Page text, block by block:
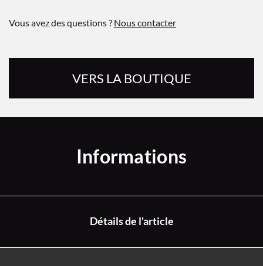
Vous avez des questions ? Nous contacter
VERS LA BOUTIQUE
Informations
Détails de l'article